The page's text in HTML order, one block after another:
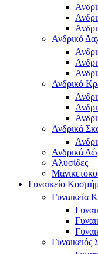
Ανδρικό
Ανδρικό
Ανδρικά
Ανδρικά
Αλυσίδες
Γυναικείο
Γυναικεία
Γυναικειός